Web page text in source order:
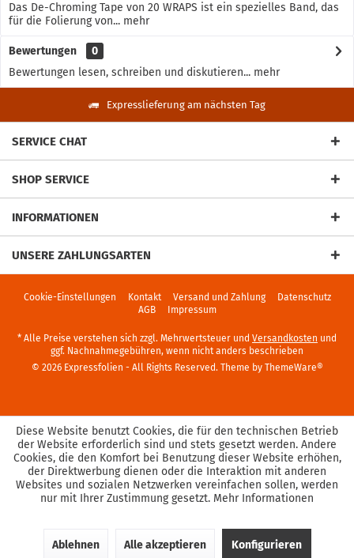
Das De-Chroming Tape von 20 WRAPS ist ein spezielles Band, das
für die Folierung von... mehr
Bewertungen
0
Bewertungen lesen, schreiben und diskutieren... mehr
Expresslieferung am nächsten Tag
SERVICE CHAT
SHOP SERVICE
INFORMATIONEN
UNSERE ZAHLUNGSARTEN
Cookie-Einstellungen Kontakt Versand und Zahlung
Datenschutz
AGB
Impressum
* Alle Preise verstehen sich zzgl. Mehrwertsteuer und Versandkosten und
ggf. Nachnahmegebühren, wenn nicht anders beschrieben
© 2026 Expressfolien - All Rights Reserved. Theme by ThemeWare®
Diese Website benutzt Cookies, die für den technischen Betrieb
der Website erforderlich sind und stets gesetzt werden. Andere
Cookies, die den Komfort bei Benutzung dieser Website erhöhen,
der Direktwerbung dienen oder die Interaktion mit anderen
Websites und sozialen Netzwerken vereinfachen sollen, werden
nur mit Ihrer Zustimmung gesetzt. Mehr Informationen
Ablehnen Alle akzeptieren Konfigurieren